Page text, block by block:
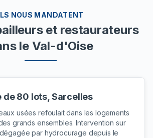
NOUS MANDATENT
et restaurateurs
le Val-d'Oise
de 80 lots, Sarcelles
usées refoulait dans les logements
grands ensembles. Intervention sur
par hydrocurage depuis le